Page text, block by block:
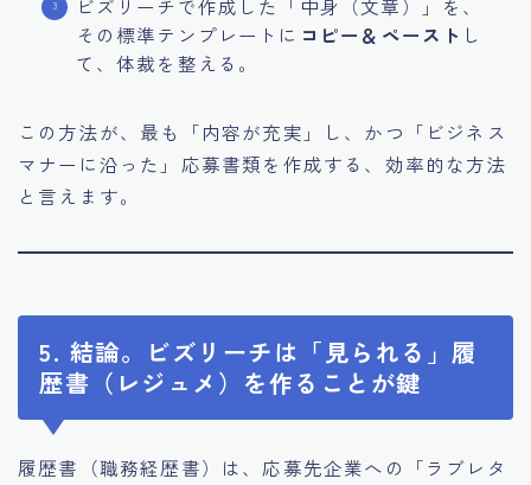
ビズリーチで作成した「中身（文章）」を、
その標準テンプレートに コピー＆ペースト し
て、体裁を整える。
この方法が、最も「内容が充実」し、かつ「ビジネス
マナーに沿った」応募書類を作成する、効率的な方法
と言えます。
5. 結論。ビズリーチは「見られる」履
歴書（レジュメ）を作ることが鍵
履歴書（職務経歴書）は、応募先企業への「ラブレタ